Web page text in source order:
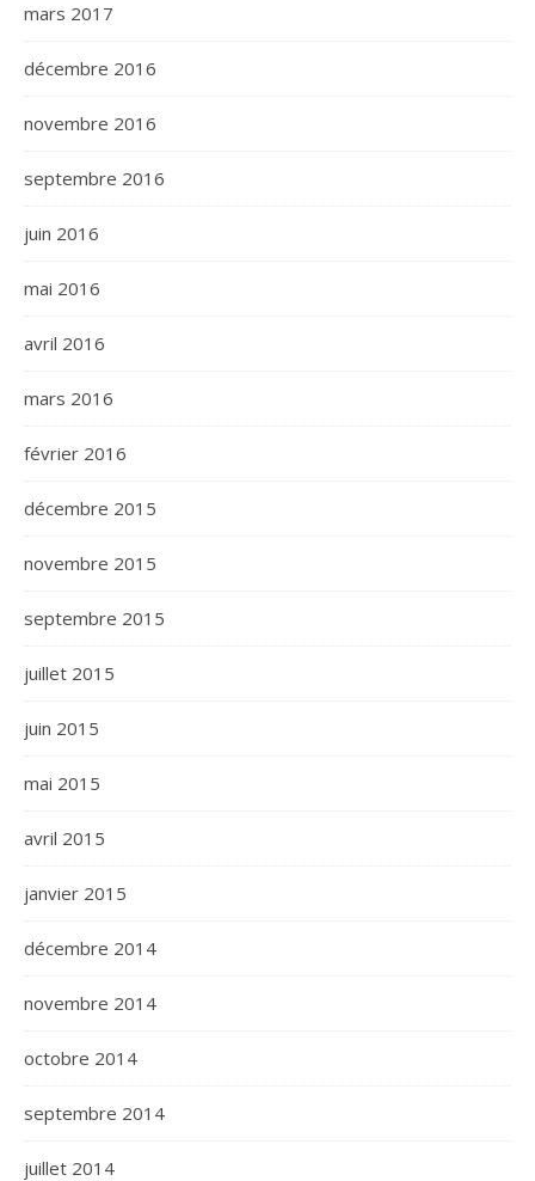
mars 2017
décembre 2016
novembre 2016
septembre 2016
juin 2016
mai 2016
avril 2016
mars 2016
février 2016
décembre 2015
novembre 2015
septembre 2015
juillet 2015
juin 2015
mai 2015
avril 2015
janvier 2015
décembre 2014
novembre 2014
octobre 2014
septembre 2014
juillet 2014